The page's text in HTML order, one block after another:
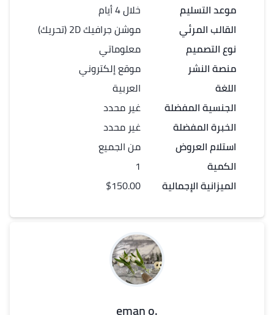
موعد التسليم
القالب المرئي
نوع التصميم
منصة النشر
اللغة
الجنسية المفضلة
الخبرة المفضلة
استلام العروض
الكمية
الميزانية الإجمالية
خلال 4 أيام
موشن جرافيك 2D (تحريك)
معلوماتي
موقع إلكتروني
العربية
غير محدد
غير محدد
من الجميع
1
$150.00